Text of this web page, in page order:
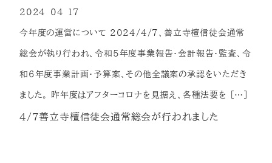
4/7善立寺檀信徒会通常総会が行われました
今年度の運営について 2024/4/7、善立寺檀信徒会通常
総会が執り行われ、令和5年度事業報告・会計報告・監査、令
和6年度事業計画・予算案、その他全議案の承認をいただき
ました。 昨年度はアフターコロナを見据え、各種法要を […]
2024-04-17